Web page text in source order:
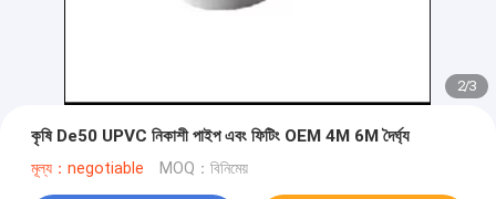
2/3
কৃষি De50 UPVC নিকাশী পাইপ এবং ফিটিং OEM 4M 6M দৈর্ঘ্য
মূল্য：negotiable MOQ：বিনিমেয়